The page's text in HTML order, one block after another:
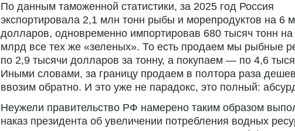
По данным таможенной статистики, за 2025 год Россия
экспортировала 2,1 млн тонн рыбы и морепродуктов на 6
долларов, одновременно импортировав 680 тысяч тонн на
млрд все тех же «зеленых». То есть продаем мы рыбные
по 2,9 тысячи долларов за тонну, а покупаем — по 4,6
Иными словами, за границу продаем в полтора раза
ввозим обратно. И это уже не парадокс, это полный:
Неужели правительство РФ намерено таким образом
наказ президента об увеличении потребления водных